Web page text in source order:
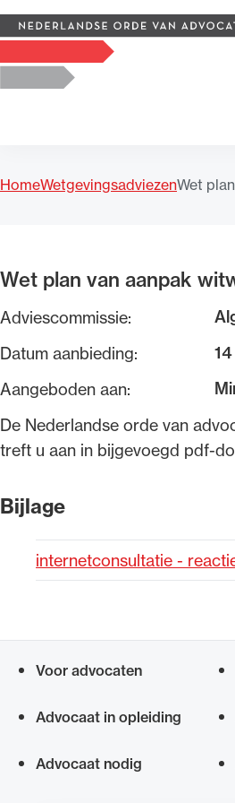
Logo, to the homepage
HomeWetgevingsadviezenWet
Wet plan van aanpak
Adviescommissie:
Datum aanbieding:
Aangeboden aan:
​De Nederlandse orde van
treft u aan in bijgevoegd pdf-
Bijlage
internetconsultatie -
Voor advocaten
Advocaat in opleiding
Advocaat nodig
Alle